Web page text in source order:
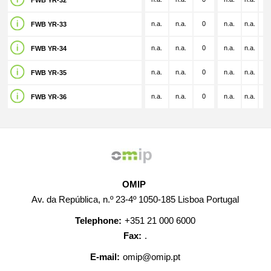
FWB YR-33 n.a. n.a. 0 n.a. n.a.
FWB YR-34 n.a. n.a. 0 n.a. n.a.
FWB YR-35 n.a. n.a. 0 n.a. n.a.
FWB YR-36 n.a. n.a. 0 n.a. n.a.
OMIP
Av. da República, n.º 23-4º 1050-185 Lisboa Portugal
Telephone: +351 21 000 6000
Fax: .
E-mail: omip@omip.pt